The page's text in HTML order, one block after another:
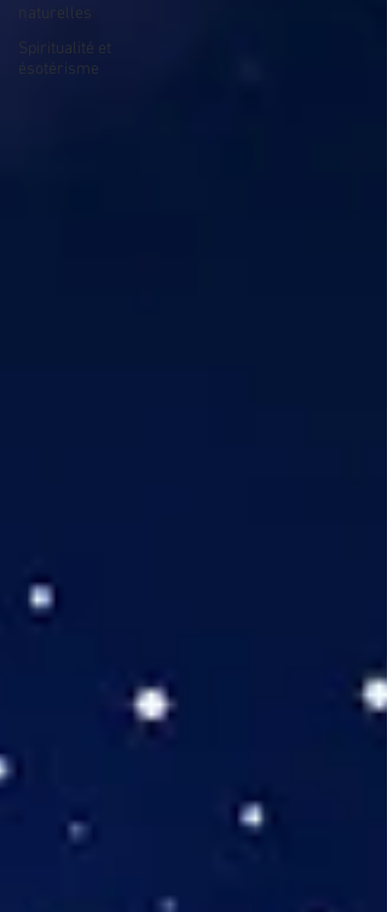
naturelles
Spiritualité et
ésotérisme